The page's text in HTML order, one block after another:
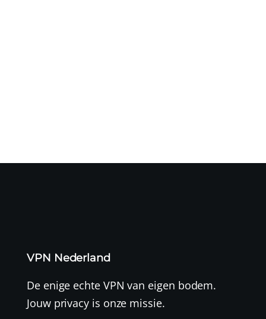
VPN Nederland
De enige echte VPN van eigen bodem.
Jouw privacy is onze missie.